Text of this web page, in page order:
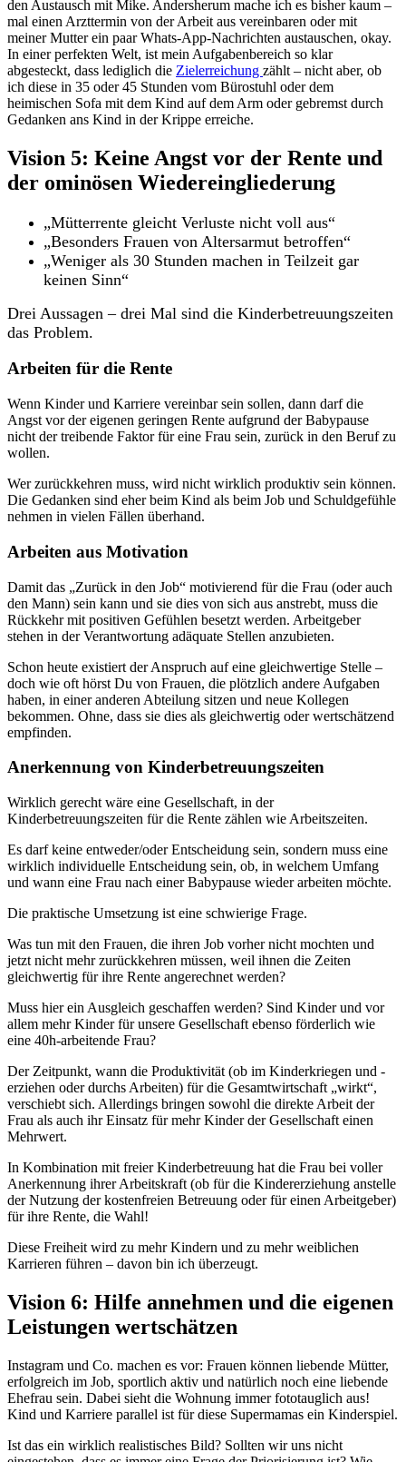
den Austausch mit Mike. Andersherum mache ich es bisher kaum –
mal einen Arzttermin von der Arbeit aus vereinbaren oder mit
meiner Mutter ein paar Whats-App-Nachrichten austauschen, okay.
In einer perfekten Welt, ist mein Aufgabenbereich so klar
abgesteckt, dass lediglich die Zielerreichung zählt – nicht aber, ob
ich diese in 35 oder 45 Stunden vom Bürostuhl oder dem
heimischen Sofa mit dem Kind auf dem Arm oder gebremst durch
Gedanken ans Kind in der Krippe erreiche.
Vision 5: Keine Angst vor der Rente und
der ominösen Wiedereingliederung
„Mütterrente gleicht Verluste nicht voll aus“
„Besonders Frauen von Altersarmut betroffen“
„Weniger als 30 Stunden machen in Teilzeit gar
keinen Sinn“
Drei Aussagen – drei Mal sind die Kinderbetreuungszeiten
das Problem.
Arbeiten für die Rente
Wenn Kinder und Karriere vereinbar sein sollen, dann darf die
Angst vor der eigenen geringen Rente aufgrund der Babypause
nicht der treibende Faktor für eine Frau sein, zurück in den Beruf zu
wollen.
Wer zurückkehren muss, wird nicht wirklich produktiv sein können.
Die Gedanken sind eher beim Kind als beim Job und Schuldgefühle
nehmen in vielen Fällen überhand.
Arbeiten aus Motivation
Damit das „Zurück in den Job“ motivierend für die Frau (oder auch
den Mann) sein kann und sie dies von sich aus anstrebt, muss die
Rückkehr mit positiven Gefühlen besetzt werden. Arbeitgeber
stehen in der Verantwortung adäquate Stellen anzubieten.
Schon heute existiert der Anspruch auf eine gleichwertige Stelle –
doch wie oft hörst Du von Frauen, die plötzlich andere Aufgaben
haben, in einer anderen Abteilung sitzen und neue Kollegen
bekommen. Ohne, dass sie dies als gleichwertig oder wertschätzend
empfinden.
Anerkennung von Kinderbetreuungszeiten
Wirklich gerecht wäre eine Gesellschaft, in der
Kinderbetreuungszeiten für die Rente zählen wie Arbeitszeiten.
Es darf keine entweder/oder Entscheidung sein, sondern muss eine
wirklich individuelle Entscheidung sein, ob, in welchem Umfang
und wann eine Frau nach einer Babypause wieder arbeiten möchte.
Die praktische Umsetzung ist eine schwierige Frage.
Was tun mit den Frauen, die ihren Job vorher nicht mochten und
jetzt nicht mehr zurückkehren müssen, weil ihnen die Zeiten
gleichwertig für ihre Rente angerechnet werden?
Muss hier ein Ausgleich geschaffen werden? Sind Kinder und vor
allem mehr Kinder für unsere Gesellschaft ebenso förderlich wie
eine 40h-arbeitende Frau?
Der Zeitpunkt, wann die Produktivität (ob im Kinderkriegen und -
erziehen oder durchs Arbeiten) für die Gesamtwirtschaft „wirkt“,
verschiebt sich. Allerdings bringen sowohl die direkte Arbeit der
Frau als auch ihr Einsatz für mehr Kinder der Gesellschaft einen
Mehrwert.
In Kombination mit freier Kinderbetreuung hat die Frau bei voller
Anerkennung ihrer Arbeitskraft (ob für die Kindererziehung anstelle
der Nutzung der kostenfreien Betreuung oder für einen Arbeitgeber)
für ihre Rente, die Wahl!
Diese Freiheit wird zu mehr Kindern und zu mehr weiblichen
Karrieren führen – davon bin ich überzeugt.
Vision 6: Hilfe annehmen und die eigenen
Leistungen wertschätzen
Instagram und Co. machen es vor: Frauen können liebende Mütter,
erfolgreich im Job, sportlich aktiv und natürlich noch eine liebende
Ehefrau sein. Dabei sieht die Wohnung immer fototauglich aus!
Kind und Karriere parallel ist für diese Supermamas ein Kinderspiel.
Ist das ein wirklich realistisches Bild? Sollten wir uns nicht